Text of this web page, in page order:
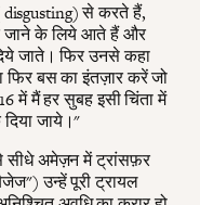
disgusting) से करते हैं,
जाने के लिये आते हैं और
जाते। फिर उनसे कहा
बस का इंतज़ार करें जो
में मैं हर सुबह इसी चिंता में
जाये।"
सीधे अमेज़न में ट्रांसफ़र
उन्हें पूरी ट्रायल